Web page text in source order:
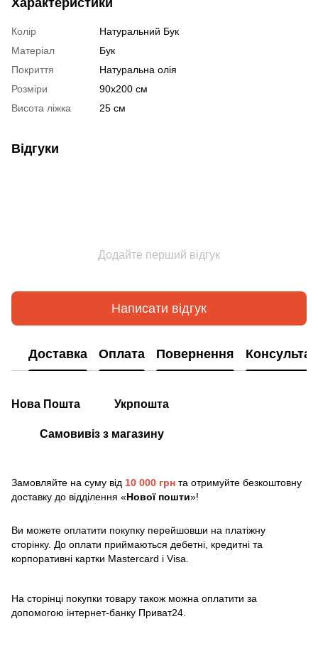
Характеристики
Колір
Натуральний Бук
Матеріал
Бук
Покриття
Натуральна олія
Розміри
90х200 см
Висота ліжка
25 см
Відгуки
Додайте перший відгук
Написати відгук
Доставка Оплата Повернення
Нова Пошта Укрпошта
Самовивіз з магазину
Замовляйте на суму від 10 000 грн та отримуйте безкоштовну
доставку до відділення «Нової пошти»!
Ви можете оплатити покупку перейшовши на платіжну
сторінку. До оплати приймаються дебетні, кредитні та
корпоративні картки Mastercard і Visa.
На сторінці покупки товару також можна оплатити за
допомогою інтернет-банку Приват24.